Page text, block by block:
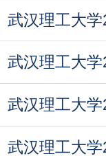
武汉理工大